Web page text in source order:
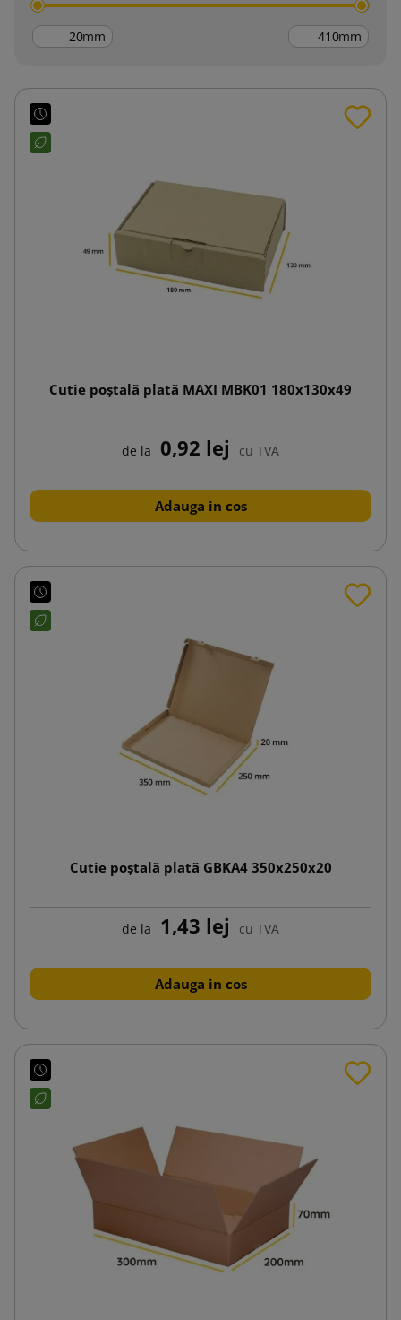
mm mm
Cutie poștală plată MAXI MBK01 180x130x49
de la 0,92 lej cu TVA
Adauga in cos
Cutie poștală plată GBKA4 350x250x20
de la 1,43 lej cu TVA
Adauga in cos